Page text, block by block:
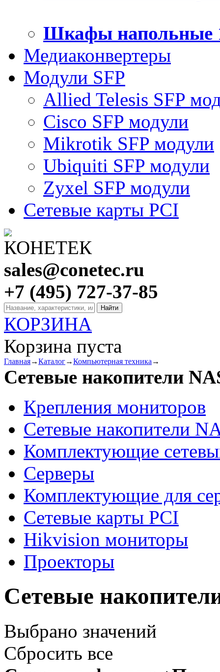
Шкафы напольные
Медиаконвертеры
Модули SFP
Allied Telesis SFP
Cisco SFP модули
Mikrotik SFP модули
Ubiquiti SFP модули
Zyxel SFP модули
Сетевые карты PCI
sales@conetec.ru
+7 (495) 727-37-85
КОРЗИНА
Корзина пуста
Главная→Каталог→Компьютерная техника →
Сетевые накопители
Крепления мониторов
Сетевые накопители
Комплектующие
Серверы
Комплектующие для
Сетевые карты PCI
Hikvision мониторы
Проекторы
Сетевые
Выбрано значений
Сбросить все